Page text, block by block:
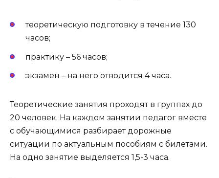
теоретическую подготовку в течение 130
часов;
практику – 56 часов;
экзамен – на него отводится 4 часа.
Теоретические занятия проходят в группах до
20 человек. На каждом занятии педагог вместе
с обучающимися разбирает дорожные
ситуации по актуальным пособиям с билетами.
На одно занятие выделяется 1,5-3 часа.